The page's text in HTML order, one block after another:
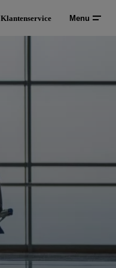
Klantenservice Menu